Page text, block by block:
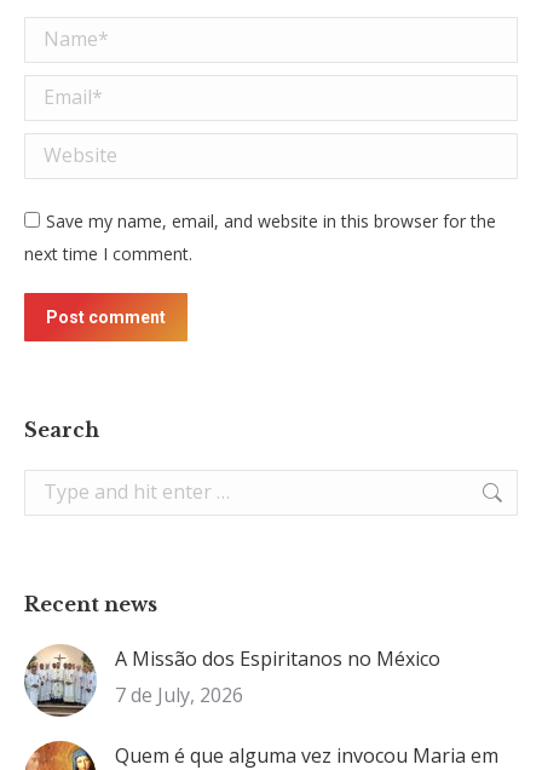
Name *
Email *
Website
Save my name, email, and website in this browser for the
next time I comment.
Post comment
Search
Search:
Recent news
A Missão dos Espiritanos no México
7 de July, 2026
Quem é que alguma vez invocou Maria em